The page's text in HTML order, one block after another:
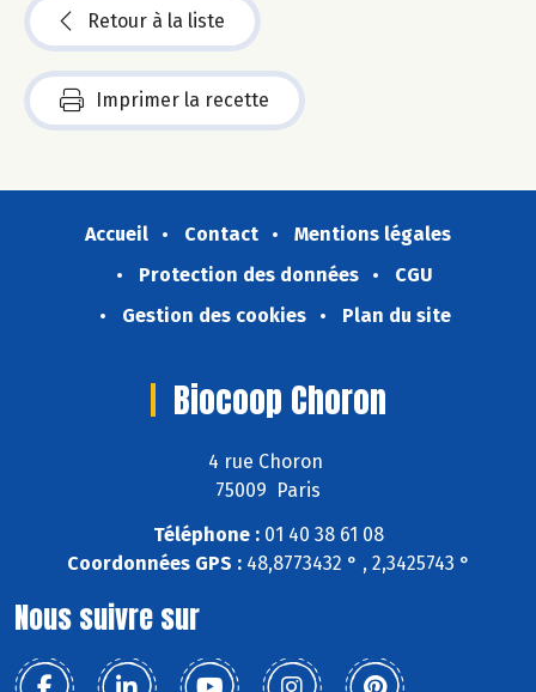
Retour à la liste
Imprimer la recette
Accueil Contact
Mentions légales
Protection des données
CGU
Gestion des cookies
Plan du site
Biocoop Choron
4 rue Choron
75009 Paris
Téléphone :01 40 38 61 08
Coordonnées GPS :48,8773432 ° , 2,3425743 °
Nous suivre sur